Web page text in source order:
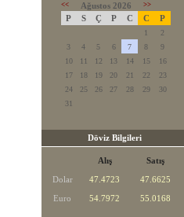
<< Ağustos 2026 >>
P S Ç P C C P
1
2
3
4 5 6 7 8
9
10
11 12 13 14 15
16
17
18 19 20 21 22
23
24
25 26 27 28 29
30
31
Döviz Bilgileri
Alış
Satış
Dolar
47.4723
47.6625
Euro
54.7972 55.0168